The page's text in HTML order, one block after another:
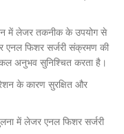
में लेजर तकनीक के उपयोग से
एनल फिशर सर्जरी संक्रमण की
अनुभव सुनिश्चित करता है।
के कारण सुरक्षित और
में लेजर एनल फिशर सर्जरी